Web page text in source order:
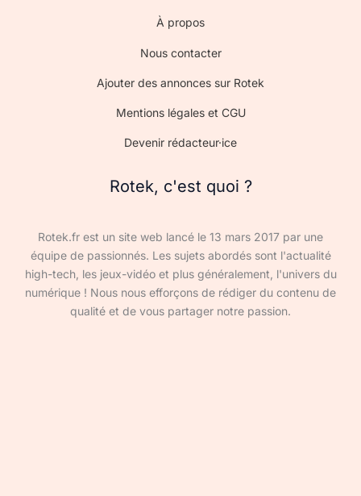
À propos
Nous contacter
Ajouter des annonces sur Rotek
Mentions légales et CGU
Devenir rédacteur·ice
Rotek, c'est quoi ?
Rotek.fr est un site web lancé le 13 mars 2017 par une
équipe de passionnés. Les sujets abordés sont l'actualité
high-tech, les jeux-vidéo et plus généralement, l'univers du
numérique ! Nous nous efforçons de rédiger du contenu de
qualité et de vous partager notre passion.